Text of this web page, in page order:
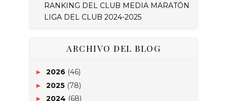
RANKING DEL CLUB MEDIA MARATÓN
LIGA DEL CLUB 2024-2025
ARCHIVO DEL BLOG
► 2026 (46)
► 2025 (78)
► 2024 (68)